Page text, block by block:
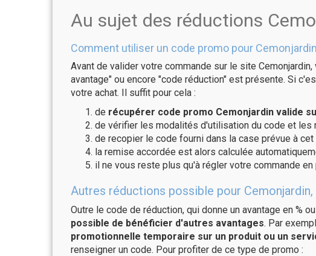
Au sujet des réductions
Comment utiliser un code promo pour
Avant de valider votre commande sur le site
avantage" ou encore "code réduction" est présente. Si
votre achat. Il suffit pour cela :
de récupérer code promo Cemonjardin valide
de vérifier les modalités d'utilisation du code et les
de recopier le code fourni dans la case prévue à
la remise accordée est alors calculée
il ne vous reste plus qu'à régler votre commande
Autres réductions possible pour Cemonjardin,
Outre le code de réduction, qui donne un avantage en %
possible de bénéficier d'autres avantages. Par
promotionnelle temporaire sur un produit ou un
renseigner un code. Pour profiter de ce type de promo :